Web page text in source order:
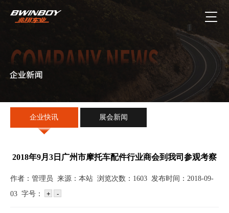
企业快讯 展会新闻
2018年9月3日广州市摩托车配件行业商会到我司参观考察
作者：管理员 来源：本站 浏览次数：1603 发布时间：2018-09-
03 字号：